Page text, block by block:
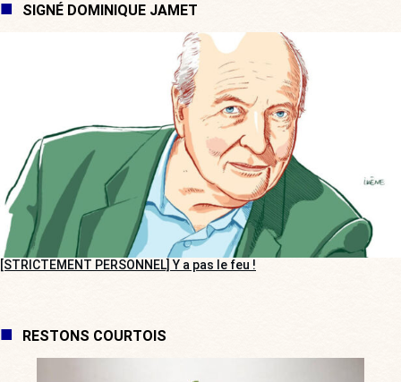
SIGNÉ DOMINIQUE JAMET
[STRICTEMENT PERSONNEL] Y a pas le feu !
RESTONS COURTOIS